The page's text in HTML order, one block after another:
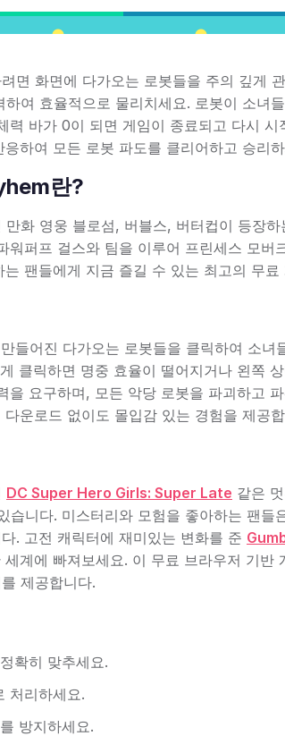
화면에 다가오는 로봇들을 주의 깊게
여 효율적으로 물리치세요. 로봇이 소녀
바가 0이 되면 게임이 종료되고 다시
하여 모든 로봇 파도를 클리어하고 승리
란?
영웅 블로섬, 버블스, 버터컵이 등장하
퍼프 걸스와 팀을 이루어 프린세스 모버
팬들에게 지금 즐길 수 있는 최고의 무료
들어진 다가오는 로봇들을 클릭하여 소녀
클릭하면 명중 효율이 떨어지거나 왼쪽
요구하며, 모든 악당 로봇을 파괴하고
운로드 없이도 몰입감 있는 경험을 제공
DC Super Hero Girls: Super Late 같은
습니다. 미스터리와 모험을 좋아하는 팬들
. 고전 캐릭터에 재미있는 변화를 준
세계에 빠져보세요. 이 무료 브라우저 기반
제공합니다.
확히 맞추세요.
처리하세요.
방지하세요.